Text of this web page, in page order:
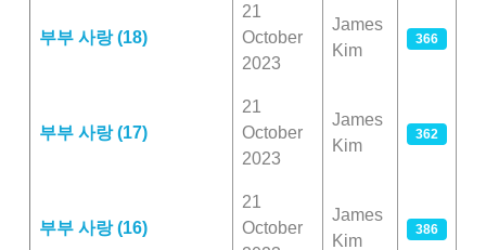
부부 사랑 (18)
21
October
2023
James
Kim
366
부부 사랑 (17)
21
October
2023
James
Kim
362
부부 사랑 (16)
21
October
James
Kim
386